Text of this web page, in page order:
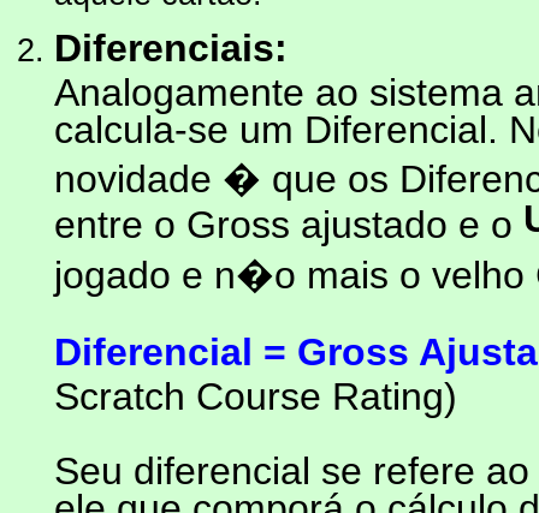
Diferenciais:
Analogamente ao sistema
calcula-se um Diferencial.
novidade � que os
entre o Gross ajustado e o
jogado e n�o mais o velho
Diferencial = Gross
Scratch Course Rating)
Seu diferencial se refere
ele que comporá o cálculo